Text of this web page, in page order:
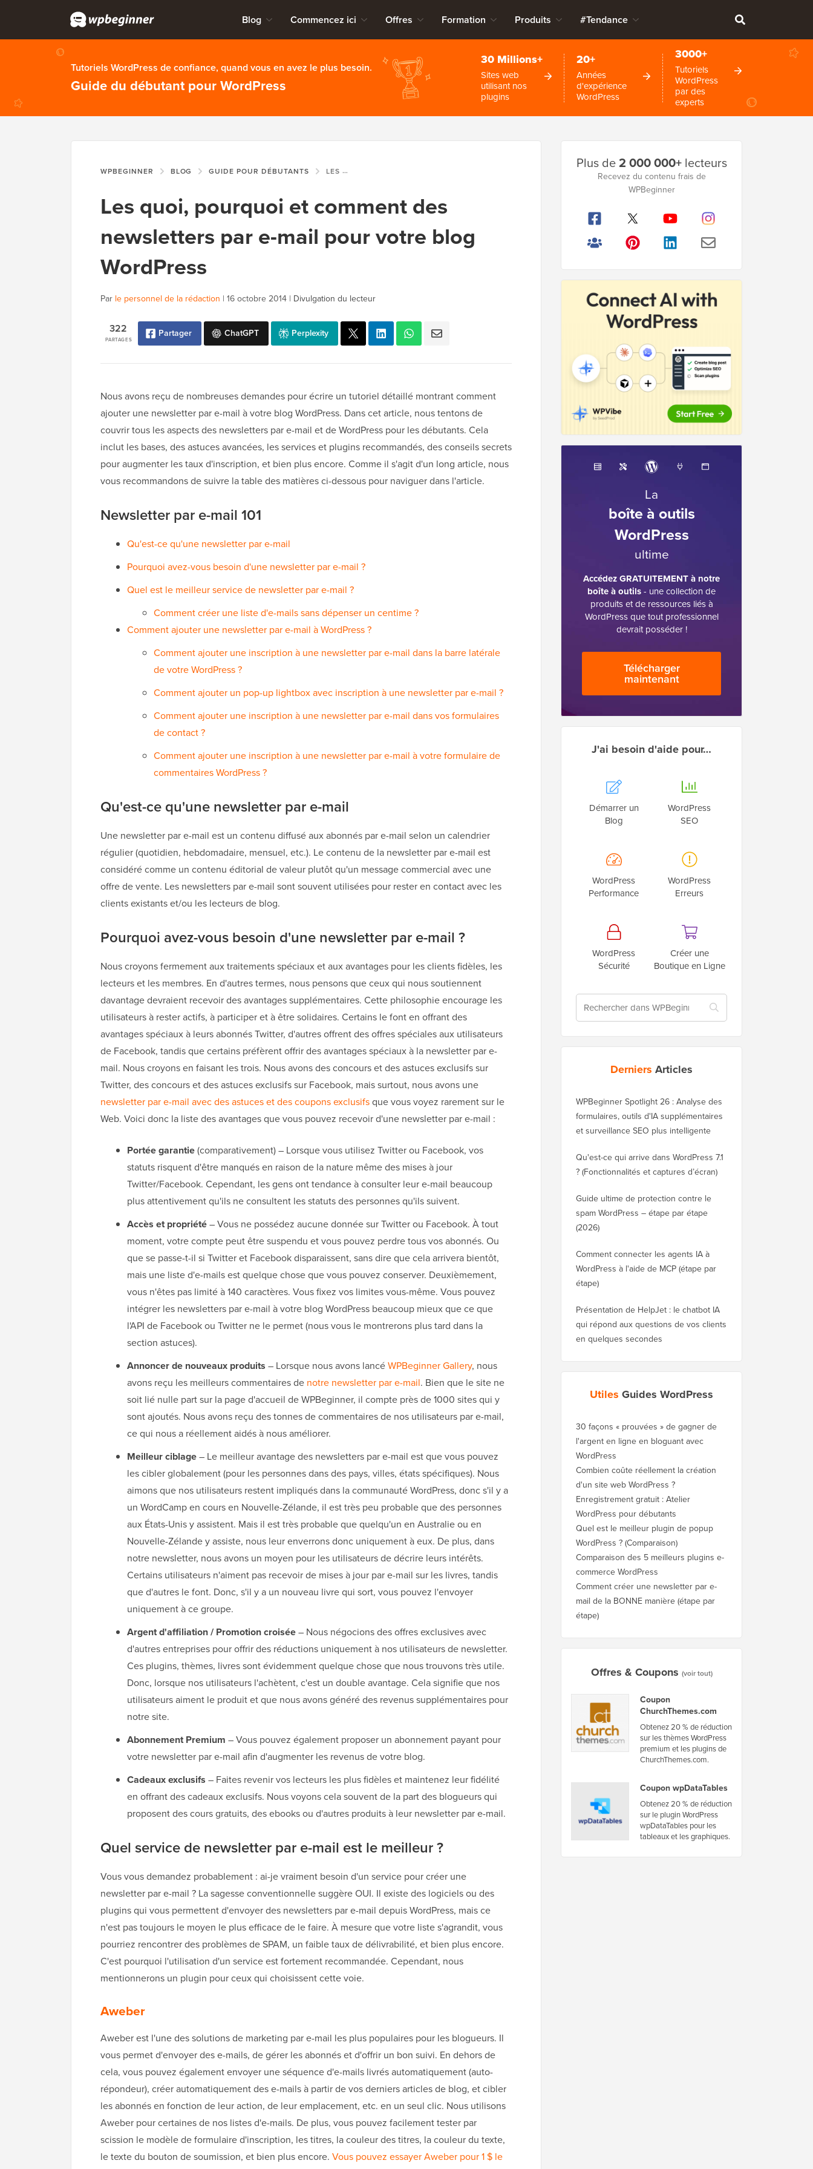
Blog Commencez ici Offres Formation Produits #Tendance
Tutoriels WordPress de confiance, quand vous en avez le plus besoin.
Guide du débutant pour WordPress
30 Millions+
Sites web
utilisant nos
plugins
20+
Années
d'expérience
WordPress
3000+
Tutoriels
WordPress
par des
experts
WPBEGINNER BLOG GUIDE POUR DÉBUTANTS LES QUOI, POURQUOI ET COMMENT DES NEWSLETTERS PAR E-MAIL POUR VOTRE BLOG WORDPRESS
Les quoi, pourquoi et comment des
newsletters par e-mail pour votre blog
WordPress
Par le personnel de la rédaction | 16 octobre 2014 | Divulgation du lecteur
PARTAGES
322 Partager ChatGPT Perplexity
Nous avons reçu de nombreuses demandes pour écrire un tutoriel détaillé montrant comment
ajouter une newsletter par e-mail à votre blog WordPress. Dans cet article, nous tentons de
couvrir tous les aspects des newsletters par e-mail et de WordPress pour les débutants. Cela
inclut les bases, des astuces avancées, les services et plugins recommandés, des conseils secrets
pour augmenter les taux d'inscription, et bien plus encore. Comme il s'agit d'un long article, nous
vous recommandons de suivre la table des matières ci-dessous pour naviguer dans l'article.
Newsletter par e-mail 101
Qu'est-ce qu'une newsletter par e-mail
Pourquoi avez-vous besoin d'une newsletter par e-mail ?
Quel est le meilleur service de newsletter par e-mail ?
Comment créer une liste d'e-mails sans dépenser un centime ?
Comment ajouter une newsletter par e-mail à WordPress ?
Comment ajouter une inscription à une newsletter par e-mail dans la barre latérale
de votre WordPress ?
Comment ajouter un pop-up lightbox avec inscription à une newsletter par e-mail ?
Comment ajouter une inscription à une newsletter par e-mail dans vos formulaires
de contact ?
Comment ajouter une inscription à une newsletter par e-mail à votre formulaire de
commentaires WordPress ?
Qu'est-ce qu'une newsletter par e-mail
Une newsletter par e-mail est un contenu diffusé aux abonnés par e-mail selon un calendrier
régulier (quotidien, hebdomadaire, mensuel, etc.). Le contenu de la newsletter par e-mail est
considéré comme un contenu éditorial de valeur plutôt qu'un message commercial avec une
offre de vente. Les newsletters par e-mail sont souvent utilisées pour rester en contact avec les
clients existants et/ou les lecteurs de blog.
Pourquoi avez-vous besoin d'une newsletter par e-mail ?
Nous croyons fermement aux traitements spéciaux et aux avantages pour les clients fidèles, les
lecteurs et les membres. En d'autres termes, nous pensons que ceux qui nous soutiennent
davantage devraient recevoir des avantages supplémentaires. Cette philosophie encourage les
utilisateurs à rester actifs, à participer et à être solidaires. Certains le font en offrant des
avantages spéciaux à leurs abonnés Twitter, d'autres offrent des offres spéciales aux utilisateurs
de Facebook, tandis que certains préfèrent offrir des avantages spéciaux à la newsletter par e-
mail. Nous croyons en faisant les trois. Nous avons des concours et des astuces exclusifs sur
Twitter, des concours et des astuces exclusifs sur Facebook, mais surtout, nous avons une
newsletter par e-mail avec des astuces et des coupons exclusifsque vous voyez rarement sur le
Web. Voici donc la liste des avantages que vous pouvez recevoir d'une newsletter par e-mail :
Portée garantie(comparativement) – Lorsque vous utilisez Twitter ou Facebook, vos
statuts risquent d'être manqués en raison de la nature même des mises à jour
Twitter/Facebook. Cependant, les gens ont tendance à consulter leur e-mail beaucoup
plus attentivement qu'ils ne consultent les statuts des personnes qu'ils suivent.
Accès et propriété– Vous ne possédez aucune donnée sur Twitter ou Facebook. À tout
moment, votre compte peut être suspendu et vous pouvez perdre tous vos abonnés. Ou
que se passe-t-il si Twitter et Facebook disparaissent, sans dire que cela arrivera bientôt,
mais une liste d'e-mails est quelque chose que vous pouvez conserver. Deuxièmement,
vous n'êtes pas limité à 140 caractères. Vous fixez vos limites vous-même. Vous pouvez
intégrer les newsletters par e-mail à votre blog WordPress beaucoup mieux que ce que
l'API de Facebook ou Twitter ne le permet (nous vous le montrerons plus tard dans la
section astuces).
Annoncer de nouveaux produits – Lorsque nous avons lancéWPBeginner Gallery, nous
avons reçu les meilleurs commentaires de notre newsletter par e-mail. Bien que le site ne
soit lié nulle part sur la page d'accueil de WPBeginner, il compte près de 1000 sites qui y
sont ajoutés. Nous avons reçu des tonnes de commentaires de nos utilisateurs par e-mail,
ce qui nous a réellement aidés à nous améliorer.
Meilleur ciblage– Le meilleur avantage des newsletters par e-mail est que vous pouvez
les cibler globalement (pour les personnes dans des pays, villes, états spécifiques). Nous
aimons que nos utilisateurs restent impliqués dans la communauté WordPress, donc s'il y a
un WordCamp en cours en Nouvelle-Zélande, il est très peu probable que des personnes
aux États-Unis y assistent. Mais il est très probable que quelqu'un en Australie ou en
Nouvelle-Zélande y assiste, nous leur enverrons donc uniquement à eux. De plus, dans
notre newsletter, nous avons un moyen pour les utilisateurs de décrire leurs intérêts.
Certains utilisateurs n'aiment pas recevoir de mises à jour par e-mail sur les livres, tandis
que d'autres le font. Donc, s'il y a un nouveau livre qui sort, vous pouvez l'envoyer
uniquement à ce groupe.
Argent d'affiliation / Promotion croisée– Nous négocions des offres exclusives avec
d'autres entreprises pour offrir des réductions uniquement à nos utilisateurs de newsletter.
Ces plugins, thèmes, livres sont évidemment quelque chose que nous trouvons très utile.
Donc, lorsque nos utilisateurs l'achètent, c'est un double avantage. Cela signifie que nos
utilisateurs aiment le produit et que nous avons généré des revenus supplémentaires pour
notre site.
Abonnement Premium – Vous pouvez également proposer un abonnement payant pour
votre newsletter par e-mail afin d'augmenter les revenus de votre blog.
Cadeaux exclusifs – Faites revenir vos lecteurs les plus fidèles et maintenez leur fidélité
en offrant des cadeaux exclusifs. Nous voyons cela souvent de la part des blogueurs qui
proposent des cours gratuits, des ebooks ou d'autres produits à leur newsletter par e-mail.
Quel service de newsletter par e-mail est le meilleur ?
Vous vous demandez probablement : ai-je vraiment besoin d'un service pour créer une
newsletter par e-mail ? La sagesse conventionnelle suggère OUI. Il existe des logiciels ou des
plugins qui vous permettent d'envoyer des newsletters par e-mail depuis WordPress, mais ce
n'est pas toujours le moyen le plus efficace de le faire. À mesure que votre liste s'agrandit, vous
pourriez rencontrer des problèmes de SPAM, un faible taux de délivrabilité, et bien plus encore.
C'est pourquoi l'utilisation d'un service est fortement recommandée. Cependant, nous
mentionnerons un plugin pour ceux qui choisissent cette voie.
Aweber
Aweber est l'une des solutions de marketing par e-mail les plus populaires pour les blogueurs. Il
vous permet d'envoyer des e-mails, de gérer les abonnés et d'offrir un bon suivi. En dehors de
cela, vous pouvez également envoyer une séquence d'e-mails livrés automatiquement (auto-
répondeur), créer automatiquement des e-mails à partir de vos derniers articles de blog, et cibler
les abonnés en fonction de leur action, de leur emplacement, etc. en un seul clic. Nous utilisons
Aweber pour certaines de nos listes d'e-mails. De plus, vous pouvez facilement tester par
scission le modèle de formulaire d'inscription, les titres, la couleur des titres, la couleur du texte,
le texte du bouton de soumission, et bien plus encore. Vous pouvez essayer Aweber pour 1 $ le
latérale
Plus de2 000 000+lecteurs
Recevez du contenu frais de
WPBeginner
La
boîte à outils
WordPress
ultime
Accédez GRATUITEMENT à notre
boîte à outils- une collection de
produits et de ressources liés à
WordPress que tout professionnel
devrait posséder !
Télécharger
maintenant
J'ai besoin d'aide pour…
Démarrer un
Blog
WordPress
SEO
WordPress
Performance
WordPress
Erreurs
WordPress
Sécurité
Créer une
Boutique en Ligne
Derniers Articles
WPBeginner Spotlight 26 : Analyse des
formulaires, outils d'IA supplémentaires
et surveillance SEO plus intelligente
Qu'est-ce qui arrive dans WordPress 7.1
? (Fonctionnalités et captures d’écran)
Guide ultime de protection contre le
spam WordPress – étape par étape
(2026)
Comment connecter les agents IA à
WordPress à l'aide de MCP (étape par
étape)
Présentation de HelpJet : le chatbot IA
qui répond aux questions de vos clients
en quelques secondes
Utiles Guides WordPress
30 façons « prouvées » de gagner de
l'argent en ligne en bloguant avec
WordPress
Combien coûte réellement la création
d'un site web WordPress ?
Enregistrement gratuit : Atelier
WordPress pour débutants
Quel est le meilleur plugin de popup
WordPress ? (Comparaison)
Comparaison des 5 meilleurs plugins e-
commerce WordPress
Comment créer une newsletter par e-
mail de la BONNE manière (étape par
étape)
Offres & Coupons (voir tout)
Coupon
ChurchThemes.com
Obtenez 20 % de réduction
sur les thèmes WordPress
premium et les plugins de
ChurchThemes.com.
Coupon wpDataTables
Obtenez 20 % de réduction
sur le plugin WordPress
wpDataTables pour les
tableaux et les graphiques.